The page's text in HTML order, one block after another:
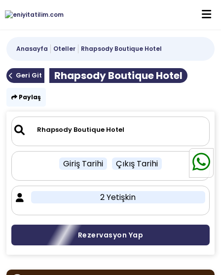
Anasayfa Oteller Rhapsody Boutique Hotel
Geri Git Rhapsody Boutique Hotel
Paylaş
Giriş Tarihi Çıkış Tarihi
2 Yetişkin
Rezervasyon Yap